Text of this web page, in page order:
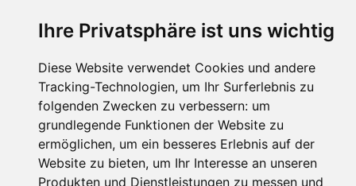
Ihre Privatsphäre ist uns wichtig
Diese Website verwendet Cookies und andere
Tracking-Technologien, um Ihr Surferlebnis zu
folgenden Zwecken zu verbessern: um
grundlegende Funktionen der Website zu
ermöglichen, um ein besseres Erlebnis auf der
Website zu bieten, um Ihr Interesse an unseren
Produkten und Dienstleistungen zu messen und